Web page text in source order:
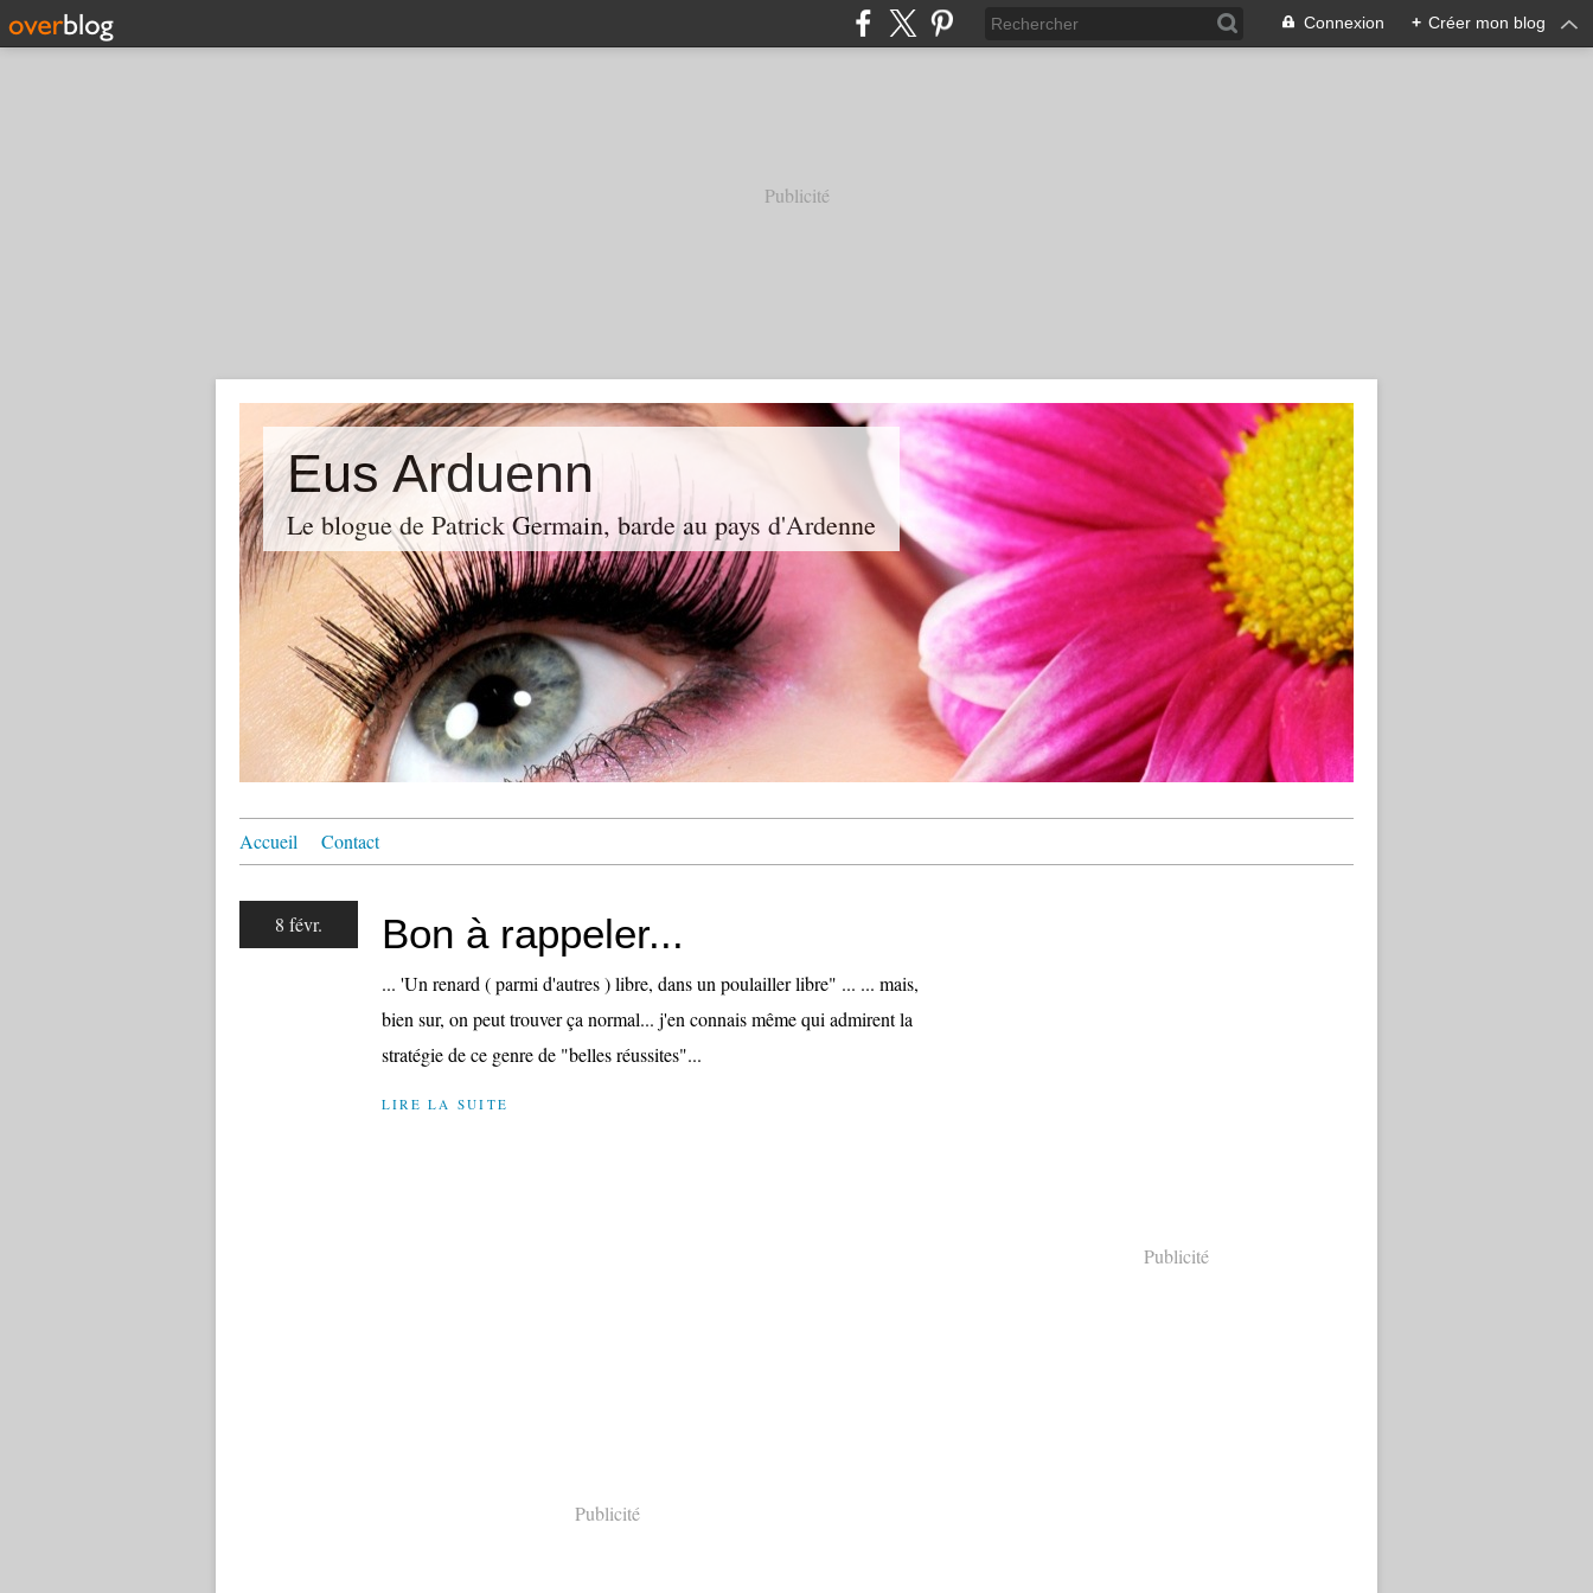
Connexion + Créer mon blog
Publicité
Eus Arduenn
Le blogue de Patrick Germain, barde au pays d'Ardenne
Accueil Contact
8 févr. Bon à rappeler...
... 'Un renard ( parmi d'autres ) libre, dans un poulailler libre" ... ... mais,
bien sur, on peut trouver ça normal... j'en connais même qui admirent la
stratégie de ce genre de "belles réussites"...
LIRE LA SUITE
Publicité
Publicité